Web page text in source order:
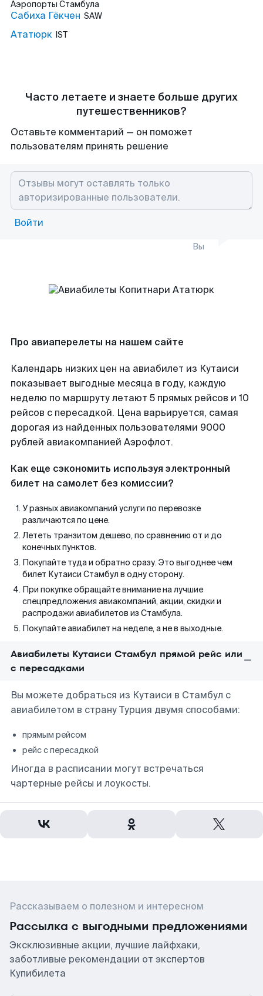
Аэропорты Стамбула
Сабиха Гёкчен SAW
Ататюрк IST
Часто летаете и знаете больше других
путешественников?
Оставьте комментарий — он поможет
пользователям принять решение
Войти
Вы
Про авиаперелеты на нашем сайте
Календарь низких цен на авиабилет из Кутаиси
показывает выгодные месяца в году, каждую
неделю по маршруту летают 5 прямых рейсов и 10
рейсов с пересадкой. Цена варьируется, самая
дорогая из найденных пользователями 9000
рублей авиакомпанией Аэрофлот.
Как еще сэкономить используя электронный
билет на самолет без комиссии?
У разных авиакомпаний услуги по перевозке
различаются по цене.
Лететь транзитом дешево, по сравнению от и до
конечных пунктов.
Покупайте туда и обратно сразу. Это выгоднее чем
билет Кутаиси Стамбул в одну сторону.
При покупке обращайте внимание на лучшие
спецпредложения авиакомпаний, акции, скидки и
распродажи авиабилетов из Стамбула.
Покупайте авиабилет на неделе, а не в выходные.
Авиабилеты Кутаиси Стамбул прямой рейс или
с пересадками
Вы можете добраться из Кутаиси в Стамбул с
авиабилетом в страну Турция двумя способами:
прямым рейсом
рейс с пересадкой
Иногда в расписании могут встречаться
чартерные рейсы и лоукосты.
Рассказываем о полезном и интересном
Рассылка с выгодными предложениями
Эксклюзивные акции, лучшие лайфхаки,
заботливые рекомендации от экспертов
Купибилета